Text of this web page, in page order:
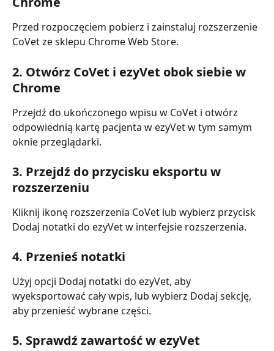
Przed rozpoczęciem pobierz i zainstaluj rozszerzenie
CoVet ze sklepu Chrome Web Store.
2. Otwórz CoVet i ezyVet obok siebie w
Chrome
Przejdź do ukończonego wpisu w CoVet i otwórz
odpowiednią kartę pacjenta w ezyVet w tym samym
oknie przeglądarki.
3. Przejdź do przycisku eksportu w
rozszerzeniu
Kliknij ikonę rozszerzenia CoVet lub wybierz przycisk
Dodaj notatki do ezyVet w interfejsie rozszerzenia.
4. Przenieś notatki
Użyj opcji Dodaj notatki do ezyVet, aby
wyeksportować cały wpis, lub wybierz Dodaj sekcję,
aby przenieść wybrane części.
5. Sprawdź zawartość w ezyVet